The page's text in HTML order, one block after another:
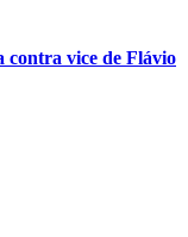
contra vice de Flávio